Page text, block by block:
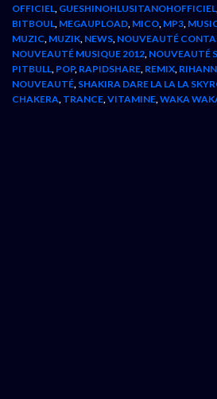
OFFICIEL, GUESHINOHLUSITANOHOFFICIEL
BITBOUL, MEGAUPLOAD, MICO, MP3,
MUZIC, MUZIK, NEWS, NOUVEAUTÉ
NOUVEAUTÉ MUSIQUE 2012, NOUVEAUTÉ
PITBULL, POP, RAPIDSHARE, REMIX,
NOUVEAUTÉ, SHAKIRA DARE LA LA LA
CHAKERA, TRANCE,VITAMINE,WAKA